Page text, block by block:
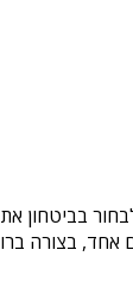
בצורה